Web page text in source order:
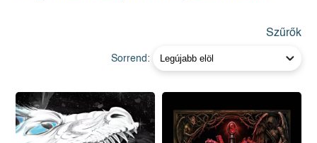
Szűrők
Sorrend: